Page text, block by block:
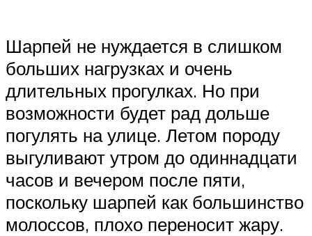
Шарпей не нуждается в слишком
больших нагрузках и очень
длительных прогулках. Но при
возможности будет рад дольше
погулять на улице. Летом породу
выгуливают утром до одиннадцати
часов и вечером после пяти,
поскольку шарпей как большинство
молоссов, плохо переносит жару.